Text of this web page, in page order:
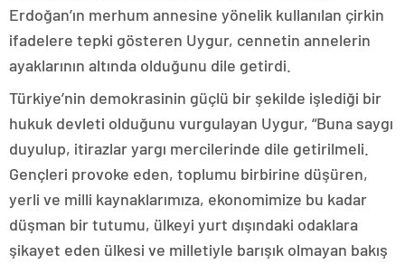
Erdoğan’ın merhum annesine yönelik kullanılan çirkin
ifadelere tepki gösteren Uygur, cennetin annelerin
ayaklarının altında olduğunu dile getirdi.
Türkiye’nin demokrasinin güçlü bir şekilde işlediği bir
hukuk devleti olduğunu vurgulayan Uygur, “Buna saygı
duyulup, itirazlar yargı mercilerinde dile getirilmeli.
Gençleri provoke eden, toplumu birbirine düşüren,
yerli ve milli kaynaklarımıza, ekonomimize bu kadar
düşman bir tutumu, ülkeyi yurt dışındaki odaklara
şikayet eden ülkesi ve milletiyle barışık olmayan bakış